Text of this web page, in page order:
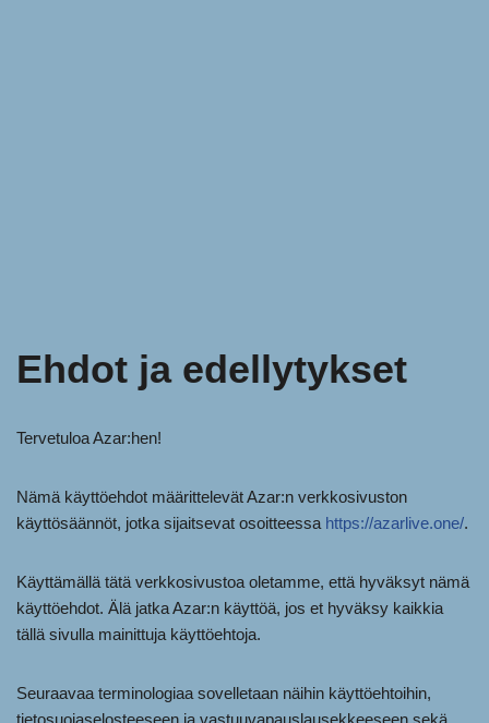
Ehdot ja edellytykset
Tervetuloa Azar:hen!
Nämä käyttöehdot määrittelevät Azar:n verkkosivuston
käyttösäännöt, jotka sijaitsevat osoitteessa https://azarlive.one/.
Käyttämällä tätä verkkosivustoa oletamme, että hyväksyt nämä
käyttöehdot. Älä jatka Azar:n käyttöä, jos et hyväksy kaikkia
tällä sivulla mainittuja käyttöehtoja.
Seuraavaa terminologiaa sovelletaan näihin käyttöehtoihin,